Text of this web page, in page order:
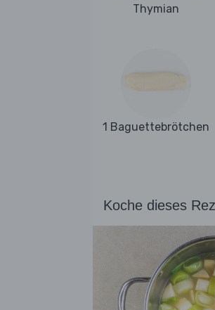
Thymian
1 Baguettebrötchen
Koche dieses